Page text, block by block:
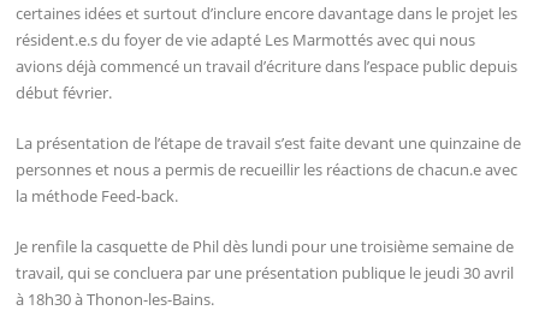
certaines idées et surtout d’inclure encore davantage dans le projet les
résident.e.s du foyer de vie adapté Les Marmottés avec qui nous
avions déjà commencé un travail d’écriture dans l’espace public depuis
début février.
La présentation de l’étape de travail s’est faite devant une quinzaine de
personnes et nous a permis de recueillir les réactions de chacun.e avec
la méthode Feed-back.
Je renfile la casquette de Phil dès lundi pour une troisième semaine de
travail, qui se concluera par une présentation publique le jeudi 30 avril
à 18h30 à Thonon-les-Bains.